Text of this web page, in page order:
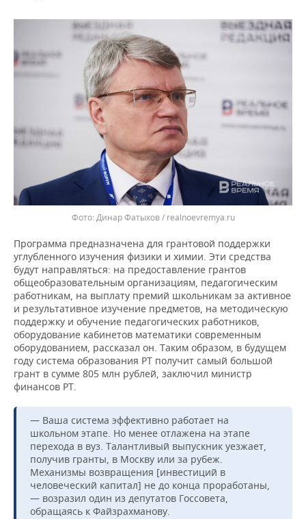
Динар Фатыхов / realnoevremya.ru
Программа предназначена для грантовой поддержки
углубленного изучения физики и химии. Эти средства
будут направляться: на предоставление грантов
общеобразовательным организациям, педагогическим
работникам, на выплату премий школьникам за активное
и результативное изучение предметов, на методическую
поддержку и обучение педагогических работников,
оборудование кабинетов математики современным
оборудованием, рассказал он. Таким образом, в будущем
году система образования РТ получит самый большой
грант в сумме 805 млн рублей, заключил министр
финансов РТ.
— Ваша система эффективно работает на
школьном этапе. Но менее отлажена на этапе
перехода в вуз. Талантливый выпускник уезжает,
получив гранты, в Москву или за рубеж.
Механизмы возвращения [инвестиций в
человеческий капитал] не до конца проработаны,
— возразил один из депутатов Госсовета,
обращаясь к Файзрахманову.